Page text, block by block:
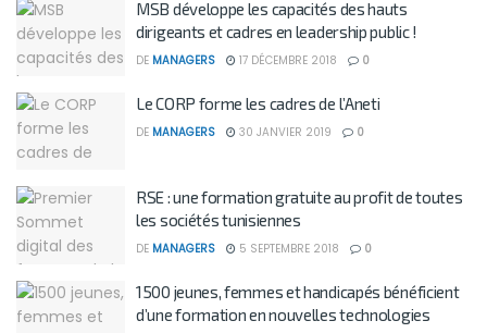
MSB développe les capacités des hauts
dirigeants et cadres en leadership public !
DE MANAGERS 17 DÉCEMBRE 2018 0
Le CORP forme les cadres de l’Aneti
DE MANAGERS 30 JANVIER 2019 0
RSE : une formation gratuite au profit de toutes
les sociétés tunisiennes
DE MANAGERS 5 SEPTEMBRE 2018 0
1500 jeunes, femmes et handicapés bénéficient
d’une formation en nouvelles technologies